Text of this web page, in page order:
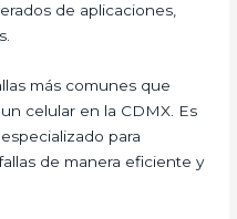
de aplicaciones,
más comunes que
celular en la CDMX. Es
para
de manera eficiente y